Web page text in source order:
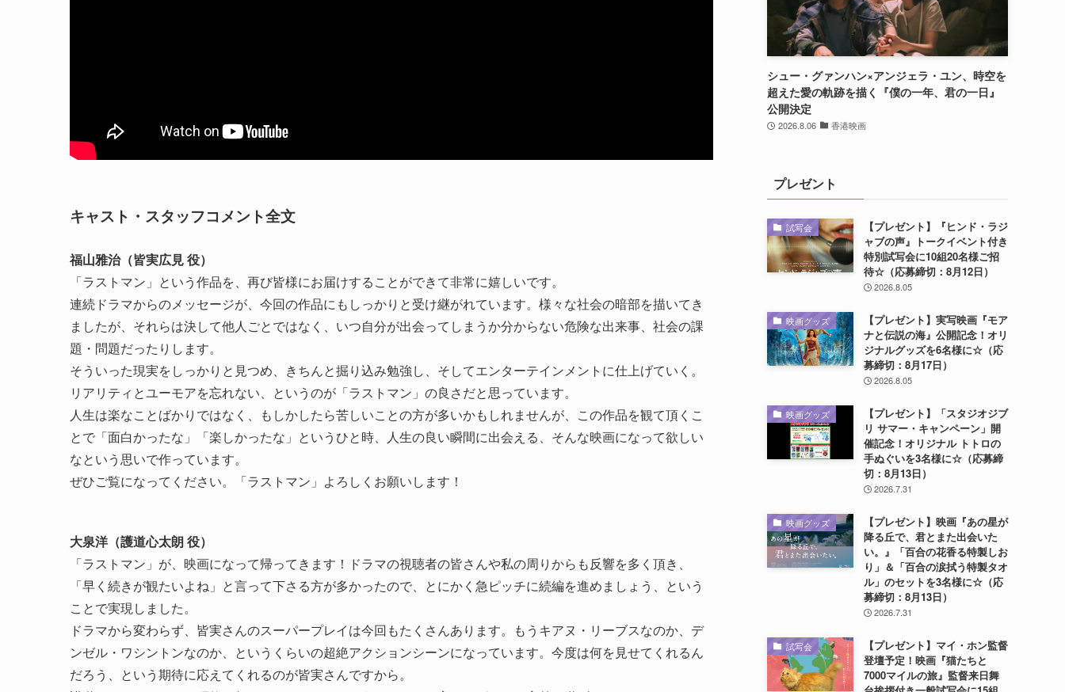
キャスト・スタッフコメント全文
福山雅治（皆実広見 役）
「ラストマン」という作品を、再び皆様にお届けすることができて非常に嬉しいです。
連続ドラマからのメッセージが、今回の作品にもしっかりと受け継がれています。様々な社会の暗部を描いてき
ましたが、それらは決して他人ごとではなく、いつ自分が出会ってしまうか分からない危険な出来事、社会の課
題・問題だったりします。
そういった現実をしっかりと見つめ、きちんと掘り込み勉強し、そしてエンターテインメントに仕上げていく。
リアリティとユーモアを忘れない、というのが「ラストマン」の良さだと思っています。
人生は楽なことばかりではなく、もしかしたら苦しいことの方が多いかもしれませんが、この作品を観て頂くこ
とで「面白かったな」「楽しかったな」というひと時、人生の良い瞬間に出会える、そんな映画になって欲しい
なという思いで作っています。
ぜひご覧になってください。「ラストマン」よろしくお願いします！
大泉洋（護道心太朗 役）
「ラストマン」が、映画になって帰ってきます！ドラマの視聴者の皆さんや私の周りからも反響を多く頂き、
「早く続きが観たいよね」と言って下さる方が多かったので、とにかく急ピッチに続編を進めましょう、という
ことで実現しました。
ドラマから変わらず、皆実さんのスーパープレイは今回もたくさんあります。もうキアヌ・リーブスなのか、デ
ンゼル・ワシントンなのか、というくらいの超絶アクションシーンになっています。今度は何を見せてくれるん
だろう、という期待に応えてくれるのが皆実さんですから。
シュー・グァンハン×アンジェラ・ユン、時空を
超えた愛の軌跡を描く『僕の一年、君の一日』
公開決定
2026.8.06 香港映画
プレゼント
試写会
【プレゼント】『ヒンド・ラジ
ャブの声』トークイベント付き
特別試写会に10組20名様ご招
待☆（応募締切：8月12日）
2026.8.05
映画グッズ
【プレゼント】実写映画『モア
ナと伝説の海』公開記念！オリ
ジナルグッズを6名様に☆（応
募締切：8月17日）
2026.8.05
映画グッズ
【プレゼント】「スタジオジブ
リ サマー・キャンペーン」開
催記念！オリジナル トトロの
手ぬぐいを3名様に☆（応募締
切：8月13日）
2026.7.31
映画グッズ
【プレゼント】映画『あの星が
降る丘で、君とまた出会いた
い。』「百合の花香る特製しお
り」＆「百合の涙拭う特製タオ
ル」のセットを3名様に☆（応
募締切：8月13日）
2026.7.31
試写会
【プレゼント】マイ・ホン監督
登壇予定！映画『猫たちと
7000マイルの旅』監督来日舞